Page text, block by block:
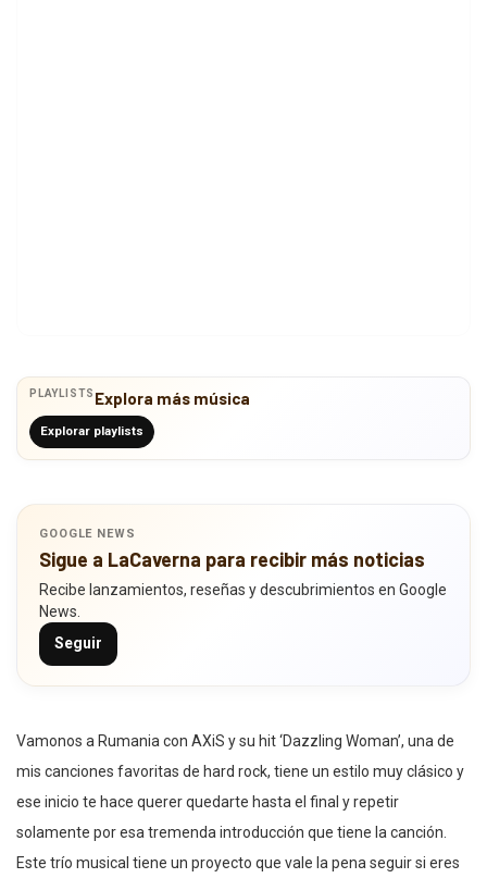
PLAYLISTS Explora más música
Explorar playlists
GOOGLE NEWS
Sigue a LaCaverna para recibir más noticias
Recibe lanzamientos, reseñas y descubrimientos en Google
News.
Seguir
Vamonos a Rumania con AXiS y su hit ‘Dazzling Woman’, una de
mis canciones favoritas de hard rock, tiene un estilo muy clásico y
ese inicio te hace querer quedarte hasta el final y repetir
solamente por esa tremenda introducción que tiene la canción.
Este trío musical tiene un proyecto que vale la pena seguir si eres